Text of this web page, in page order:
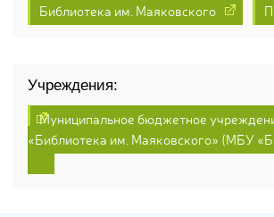
Библиотека им. Маяковского
Учреждения:
Муниципальное бюджетное
«Библиотека им. Маяковского» (МБУ